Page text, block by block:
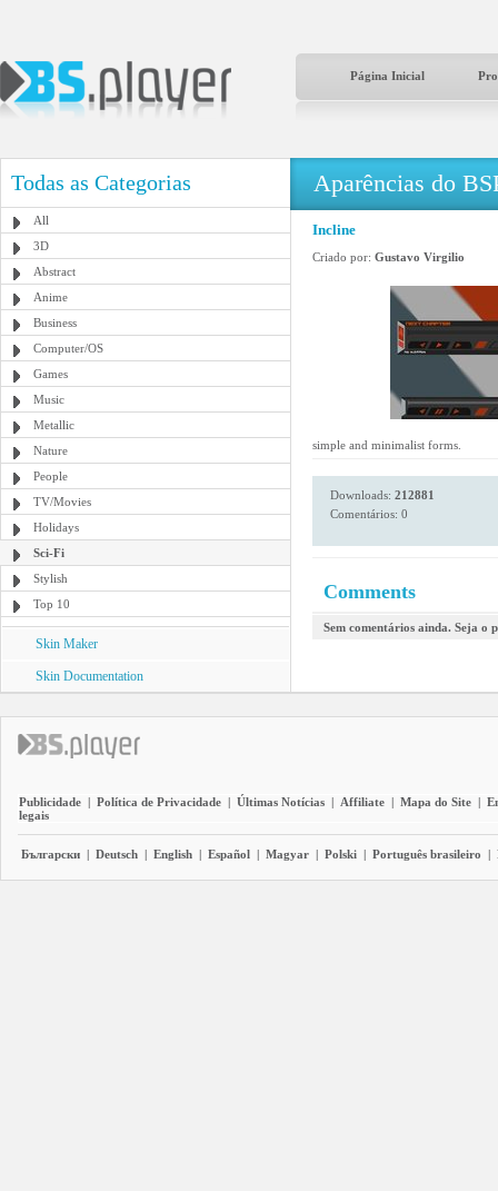
Página Inicial
Todas as Categorias
All
3D
Abstract
Anime
Business
Computer/OS
Games
Music
Metallic
Nature
People
TV/Movies
Holidays
Sci-Fi
Stylish
Top 10
Skin Maker
Skin Documentation
Aparências do
Incline
Criado por: Gustavo Virgilio
simple and minimalist forms.
Downloads: 212881
Comentários: 0
Comments
Sem comentários ainda. Seja o
Publicidade | Política de Privacidade | Últimas Notícias | Affiliate | Mapa do Site |
legais
Български | Deutsch | English | Español | Magyar | Polski | Português brasileiro |